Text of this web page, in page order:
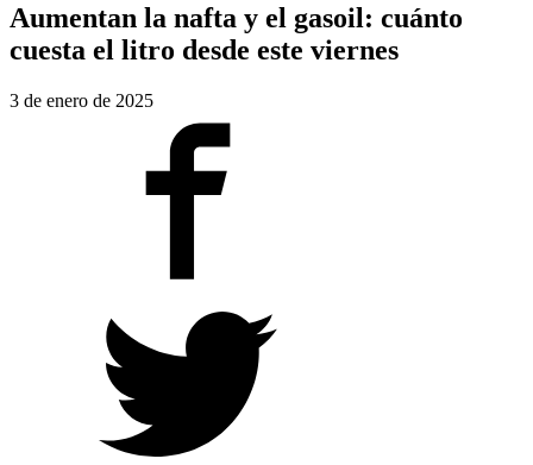
Aumentan la nafta y el gasoil: cuánto
cuesta el litro desde este viernes
3 de enero de 2025